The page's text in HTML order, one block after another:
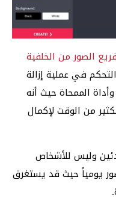
الصور من الخلفية
في عملية إزالة
الممحاة حيث أنه
من الوقت لإكمال
وليس للأشخاص
يومياً حيث قد يستغرق